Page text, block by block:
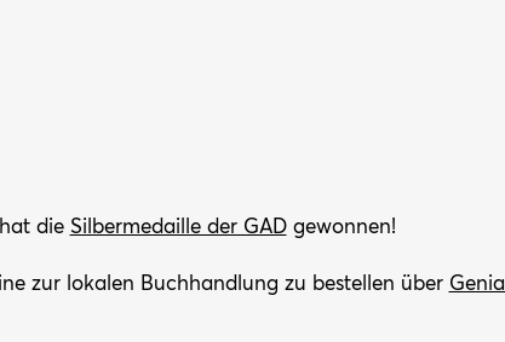
die Silbermedaille der GADgewonnen!
zur lokalen Buchhandlung zu bestellen über Genial